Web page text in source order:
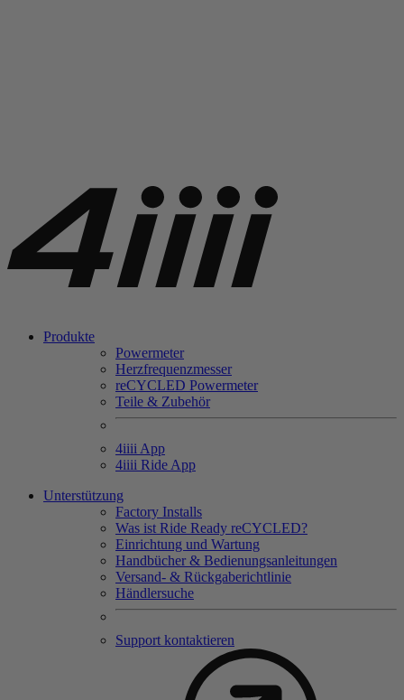
Produkte
Powermeter
Herzfrequenzmesser
reCYCLED Powermeter
Teile & Zubehör
4iiii App
4iiii Ride App
Unterstützung
Factory Installs
Was ist Ride Ready reCYCLED?
Einrichtung und Wartung
Handbücher & Bedienungsanleitungen
Versand- & Rückgaberichtlinie
Händlersuche
Support kontaktieren